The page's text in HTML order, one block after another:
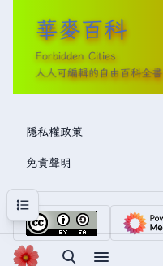
目次
華麥百科
Forbidden Cities
人人可編輯的自由百科全書
隱私權政策
免責聲明